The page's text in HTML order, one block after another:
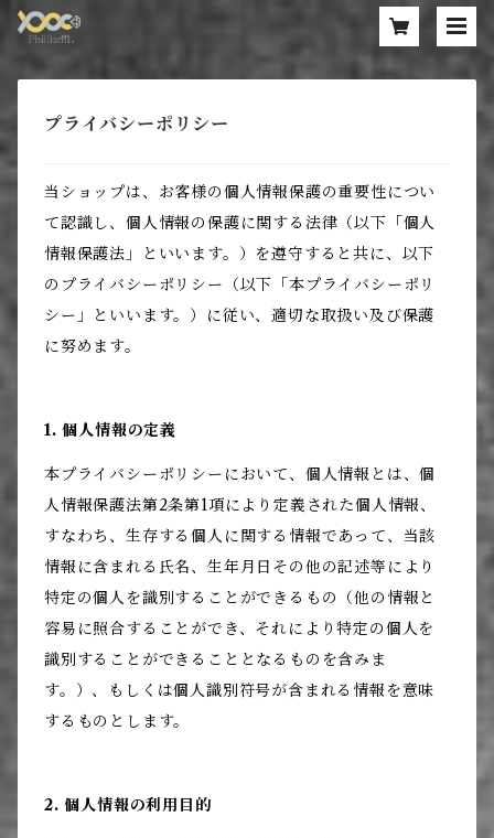
プライバシーポリシー
当ショップは、お客様の個人情報保護の重要性につい
て認識し、個人情報の保護に関する法律（以下「個人
情報保護法」といいます。）を遵守すると共に、以下
のプライバシーポリシー（以下「本プライバシーポリ
シー」といいます。）に従い、適切な取扱い及び保護
に努めます。
1. 個人情報の定義
本プライバシーポリシーにおいて、個人情報とは、個
人情報保護法第2条第1項により定義された個人情報、
すなわち、生存する個人に関する情報であって、当該
情報に含まれる氏名、生年月日その他の記述等により
特定の個人を識別することができるもの（他の情報と
容易に照合することができ、それにより特定の個人を
識別することができることとなるものを含みま
す。）、もしくは個人識別符号が含まれる情報を意味
するものとします。
2. 個人情報の利用目的